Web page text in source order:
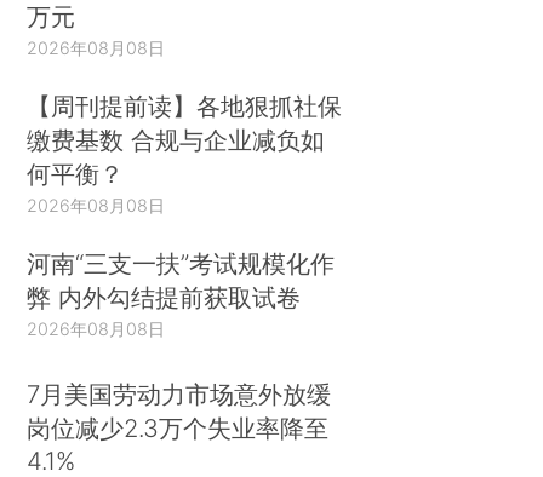
万元
2026年08月08日
【周刊提前读】各地狠抓社保
缴费基数 合规与企业减负如
何平衡？
2026年08月08日
河南“三支一扶”考试规模化作
弊 内外勾结提前获取试卷
2026年08月08日
7月美国劳动力市场意外放缓
岗位减少2.3万个失业率降至
4.1%